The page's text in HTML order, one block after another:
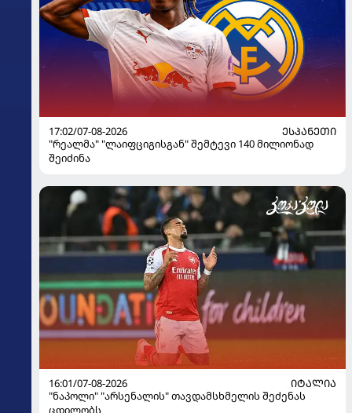
17:02/07-08-2026
ᲔᲡᲞᲐᲜᲔᲗᲘ
"რეალმა" "ლაიფციგისგან" შემტევი 140 მილიონად
შეიძინა
16:01/07-08-2026
ᲘᲢᲐᲚᲘᲐ
"ნაპოლი" "არსენალის" თავდამსხმელის შეძენას
ცდილობს